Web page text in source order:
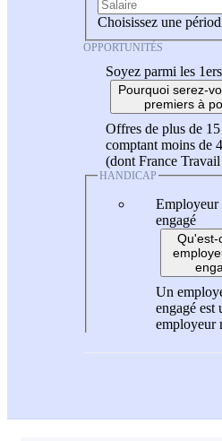
Choisissez une
OPPORTUNITÉS
Soyez parmi les
Pourquoi serez-
premiers à
Offres de plus de
comptant moins de
(dont France
HANDICAP
Employeur
engagé
Qu'est-
Un
engagé est
employeur